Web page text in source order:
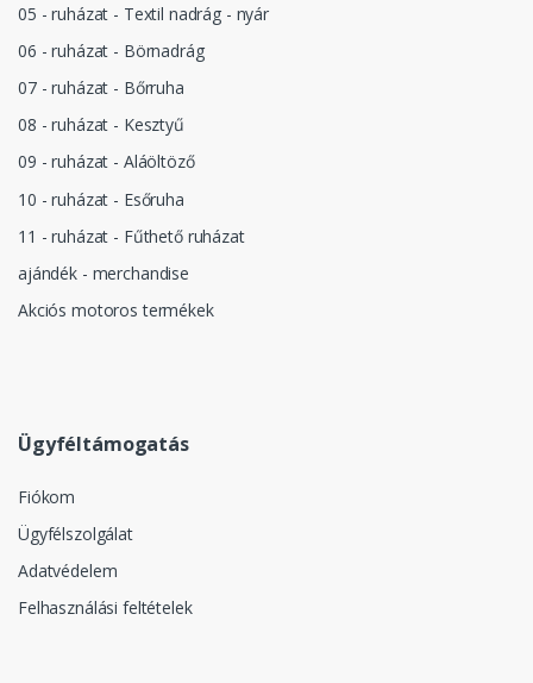
05 - ruházat - Textil nadrág - nyár
06 - ruházat - Börnadrág
07 - ruházat - Bőrruha
08 - ruházat - Kesztyű
09 - ruházat - Aláöltöző
10 - ruházat - Esőruha
11 - ruházat - Fűthető ruházat
ajándék - merchandise
Akciós motoros termékek
Ügyféltámogatás
Fiókom
Ügyfélszolgálat
Adatvédelem
Felhasználási feltételek